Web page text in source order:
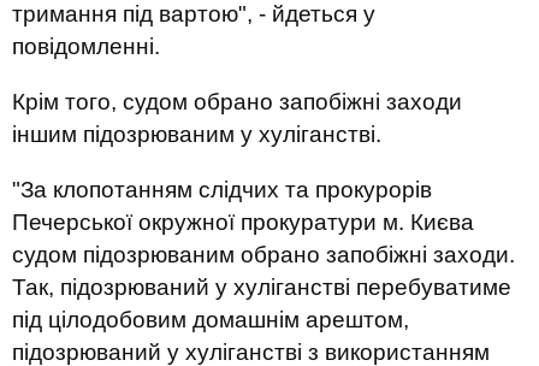
тримання під вартою", - йдеться у
повідомленні.
Крім того, судом обрано запобіжні заходи
іншим підозрюваним у хуліганстві.
"За клопотанням слідчих та прокурорів
Печерської окружної прокуратури м. Києва
судом підозрюваним обрано запобіжні заходи.
Так, підозрюваний у хуліганстві перебуватиме
під цілодобовим домашнім арештом,
підозрюваний у хуліганстві з використанням